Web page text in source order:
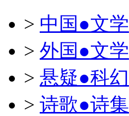
> 中国●文学
> 外国●文学
> 悬疑●科幻
> 诗歌●诗集